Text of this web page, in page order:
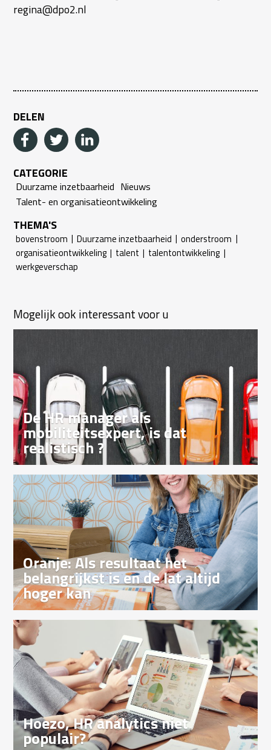
Mogelijk ook interessant voor u
De HR manager als
mobiliteitsexpert, is dat
realistisch ?
Oranje: Als resultaat het
belangrijkst is en de lat altijd
hoger kan
Hoezo, HR analytics niet
populair?
regina@dpo2.nl
DELEN
CATEGORIE
Duurzame inzetbaarheid Nieuws
Talent- en organisatieontwikkeling
THEMA'S
bovenstroom | Duurzame inzetbaarheid | onderstroom |
organisatieontwikkeling | talent | talentontwikkeling |
werkgeverschap